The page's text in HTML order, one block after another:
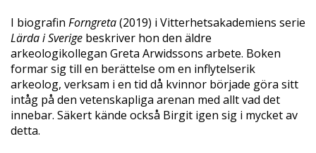
I biografin Forngreta(2019) i Vitterhetsakademiens serie
LärdaiSverige beskriver hon den äldre
arkeologikollegan Greta Arwidssons arbete. Boken
formar sig till en berättelse om en inflytelserik
arkeolog, verksam i en tid då kvinnor började göra sitt
intåg på den vetenskapliga arenan med allt vad det
innebar. Säkert kände också Birgit igen sig i mycket av
detta.